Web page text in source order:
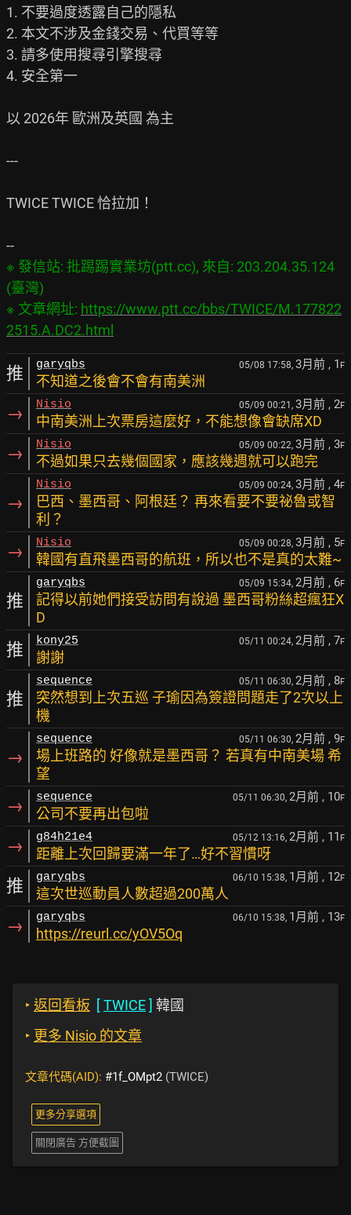
1. 不要過度透露自己的隱私
2. 本文不涉及金錢交易、代買等等
3. 請多使用搜尋引擎搜尋
4. 安全第一
以 2026年 歐洲及英國 為主
---
TWICE TWICE 恰拉加！
※ 發信站: 批踢踢實業坊(ptt.cc), 來自: 203.204.35.124
(臺灣)
※ 文章網址: https://www.ptt.cc/bbs/TWICE/M.177822
2515.A.DC2.html
推 garyqbs 05/08 17:58, 3月前 , 1 F
不知道之後會不會有南美洲
→ Nisio 05/09 00:21, 3月前 , 2F
中南美洲上次票房這麼好，不能想像會缺席XD
→ Nisio 05/09 00:22, 3月前 , 3F
不過如果只去幾個國家，應該幾週就可以跑完
→
Nisio 05/09 00:24, 3月前 , 4F
巴西、墨西哥、阿根廷？ 再來看要不要祕魯或智
利？
→ Nisio 05/09 00:28, 3月前 , 5F
韓國有直飛墨西哥的航班，所以也不是真的太難~
推
garyqbs 05/09 15:34, 2月前 , 6F
記得以前她們接受訪問有說過 墨西哥粉絲超瘋狂X
D
推 kony25 05/11 00:24, 2月前 , 7F
謝謝
推
sequence 05/11 06:30, 2月前 , 8F
突然想到上次五巡 子瑜因為簽證問題走了2次以上
機
→
sequence 05/11 06:30, 2月前 , 9F
場上班路的 好像就是墨西哥？ 若真有中南美場 希
望
→ sequence 05/11 06:30, 2月前 , 10F
公司不要再出包啦
→ g84h21e4 05/12 13:16, 2月前 , 11 F
距離上次回歸要滿一年了…好不習慣呀
推 garyqbs 06/10 15:38, 1月前 , 12F
這次世巡動員人數超過200萬人
→ garyqbs 06/10 15:38, 1月前 , 13F
https://reurl.cc/yOV5Oq
‣ 返回看板 [TWICE] 韓國
‣ 更多 Nisio 的文章
文章代碼(AID): #1f_OMpt2 (TWICE)
更多分享選項
關閉廣告 方便截圖